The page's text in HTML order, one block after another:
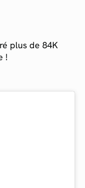
plus de 84K
!